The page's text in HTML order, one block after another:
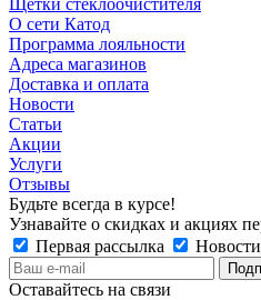
О сети Катод
Программа лояльности
Адреса магазинов
Доставка и оплата
Новости
Статьи
Акции
Услуги
Отзывы
Будьте всегда в курсе!
Узнавайте о скидках и акциях
Первая рассылка
Оставайтесь на связи